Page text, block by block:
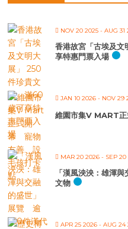
NOV 20 2025 - AUG 31
香港故宮「古埃及
享特惠門票入場
JAN 10 2026 - NOV 29
維園市集V MART
MAR 20 2026 - SEP 20
「漢風泱泱：雄渾
文物
APR 25 2026 - AUG 24